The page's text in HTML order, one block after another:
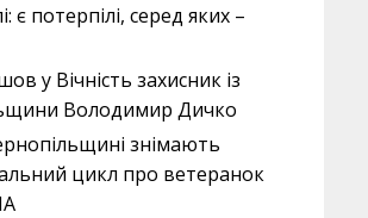
є потерпілі, серед яких –
у Вічність захисник із
Володимир Дичко
знімають
цикл про ветеранок